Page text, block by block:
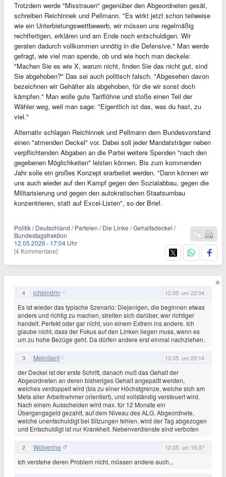
Trotzdem werde "Misstrauen" gegenüber den Abgeordneten gesät,
schreiben Reichinnek und Pellmann. "Es wirkt jetzt schon teilweise
wie ein Unterbietungswettbewerb, wir müssen uns regelmäßig
rechtfertigen, erklären und am Ende noch entschuldigen. Wir
geraten dadurch vollkommen unnötig in die Defensive." Man werde
gefragt, wie viel man spende, ob und wie hoch man deckele:
"Machen Sie es wie X, warum nicht, finden Sie das nicht gut, sind
Sie abgehoben?" Das sei auch politisch falsch. "Abgesehen davon
bezeichnen wir Gehälter als abgehoben, für die wir sonst doch
kämpfen." Man wolle gute Tariflöhne und stoße einen Teil der
Wähler weg, weil man sage: "Eigentlich ist das, was du hast, zu
viel."
Alternativ schlagen Reichinnek und Pellmann dem Bundesvorstand
einen "atmenden Deckel" vor. Dabei soll jeder Mandatsträger neben
verpflichtenden Abgaben an die Partei weitere Spenden "nach den
gegebenen Möglichkeiten" leisten können. Bis zum kommenden
Jahr solle ein großes Konzept erarbeitet werden. "Dann können wir
uns auch wieder auf den Kampf gegen den Sozialabbau, gegen die
Militarisierung und gegen den autokratischen Staatsumbau
konzentrieren, statt auf Excel-Listen", so der Brief.
Politik / Deutschland / Parteien / Die Linke / Gehaltsdeckel /
Bundestagsfraktion
12.05.2026 · 17:04 Uhr
[4 Kommentare]
4 ichbindrin 12.05. um 22:04
Es ist wieder das typische Szenario: Diejenigen, die beginnen etwas
anders und richtig zu machen, streiten sich darüber, wer richtiger
handelt. Perfekt oder gar nicht, von einem Extrem ins andere. Ich
glaube nicht, dass der Fokus auf den Linken liegen muss, wenn es
um zu hohe Bezüge geht. Da dürfen andere erst einmal nachziehen.
3 MeinSenf 12.05. um 20:14
der Deckel ist der erste Schritt, danach muß das Gehalt der
Abgeordneten an deren bisheriges Gehalt angepaßt werden,
welches verdoppelt wird (bis zu einer Höchstgrenze, welche sich am
Meta aller Arbeitnehmer orientiert), und vollständig versteuert wird.
Nach einem Ausscheiden wird max. für 12 Monate ein
Übergangsgeld gezahlt, auf dem Niveau des ALG. Abgeordnete,
welche unentschuldigt bei Sitzungen fehlen, wird der Tag abgezogen
und Entschuldigt ist nur Krankheit. Nebenverdienste sind verboten
2 Wolverine 12.05. um 18:37
Ich verstehe deren Problem nicht, müssen andere auch...